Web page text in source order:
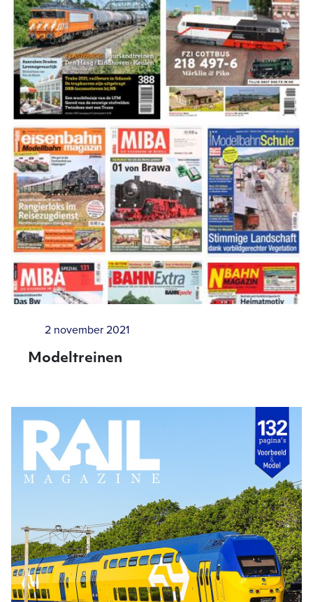
2 november 2021
Modeltreinen